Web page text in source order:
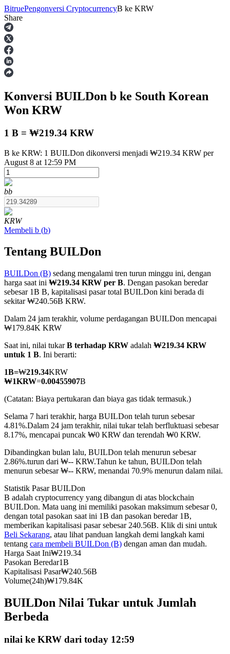
Berjangka
USDT Berjangka
COIN-M Berjangka
Mata Uang Kripto Berjangka
TradFi
Derivatif saham, forex, logam mulia, dan komoditas
USDC Berjangka
Kontrak berjangka menggunakan USDC sebagai jaminannya
Copy Trading
BitruePengonversi CryptocurrencyB ke KRW
Share
Konversi BUILDon b ke South Korean
Won KRW
1 B = ₩219.34 KRW
B ke KRW: 1 BUILDon dikonversi menjadi ₩219.34 KRW per
August 8 at 12:59 PM
bb
KRW
Membeli b (b)
Tentang BUILDon
BUILDon (B) sedang mengalami tren turun minggu ini, dengan
harga saat ini ₩219.34 KRW per B. Dengan pasokan beredar
sebesar 1B B, kapitalisasi pasar total BUILDon kini berada di
sekitar ₩240.56B KRW.
Dalam 24 jam terakhir, volume perdagangan BUILDon mencapai
₩179.84K KRW
Saat ini, nilai tukarB terhadap KRW adalah ₩219.34 KRW
untuk 1 B. Ini berarti:
1B=₩219.34KRW
₩1KRW=0.00455907B
(Catatan: Biaya pertukaran dan biaya gas tidak termasuk.)
Selama 7 hari terakhir, harga BUILDon telah turun sebesar
4.81%.Dalam 24 jam terakhir, nilai tukar telah berfluktuasi sebesar
8.17%, mencapai puncak ₩0 KRW dan terendah ₩0 KRW.
Dibandingkan bulan lalu, BUILDon telah menurun sebesar
2.86%.turun dari ₩-- KRW.Tahun ke tahun, BUILDon telah
menurun sebesar ₩-- KRW, menandai 70.9% menurun dalam nilai.
Statistik Pasar BUILDon
B adalah cryptocurrency yang dibangun di atas blockchain
BUILDon. Mata uang ini memiliki pasokan maksimum sebesar 0,
dengan total pasokan saat ini 1B dan pasokan beredar 1B,
memberikan kapitalisasi pasar sebesar 240.56B. Klik di sini untuk
Beli Sekarang, atau lihat panduan langkah demi langkah kami
tentang cara membeli BUILDon (B) dengan aman dan mudah.
Harga Saat Ini₩219.34
Pasokan Beredar1B
Kapitalisasi Pasar₩240.56B
Volume(24h)₩179.84K
BUILDon Nilai Tukar untuk Jumlah
Berbeda
nilai ke KRW dari today 12:59